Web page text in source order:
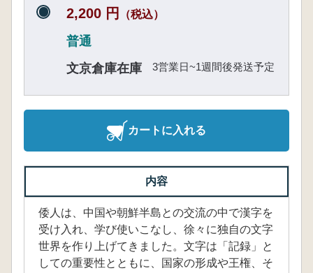
2,200 円 （税込）
普通
文京倉庫在庫
3営業日~1週間後発送予定
カートに入れる
内容
倭人は、中国や朝鮮半島との交流の中で漢字を
受け入れ、学び使いこなし、徐々に独自の文字
世界を作り上げてきました。文字は「記録」と
しての重要性とともに、国家の形成や王権、そ